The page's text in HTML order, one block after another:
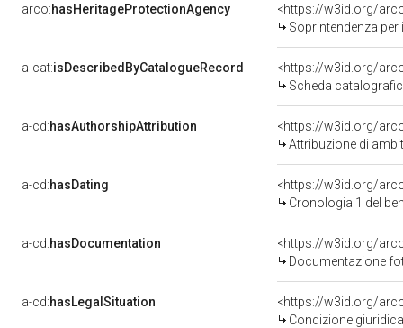
arco:hasHeritageProtectionAgency
<https://w3id.org/
Soprintendenza
a-cat:isDescribedByCatalogueRecord
<https://w3id.org/
Scheda
a-cd:hasAuthorshipAttribution
<https://w3id.org/
Attribuzione di
a-cd:hasDating
<https://w3id.org/
Cronologia 1 del
a-cd:hasDocumentation
Documentazione
a-cd:hasLegalSituation
<https://w3id.org/
Condizione